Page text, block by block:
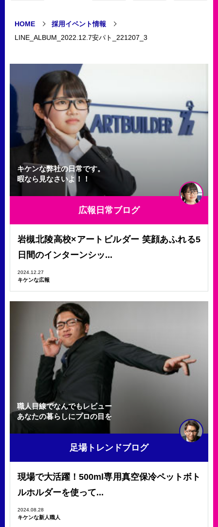
HOME
採用イベント情報
LINE_ALBUM_2022.12.7安パト_221207_3
キケンな弊社の日常です。
暇なら見なさいよ！！
広報日常ブログ
岩槻北陵高校×アートビルダー 笑顔あふれる5
日間のインターンシッ...
2024.12.27
キケンな広報
職人目線でなんでもレビュー
あなたの暮らしにプロの目を
足場トレンドブログ
現場で大活躍！500ml専用真空保冷ペットボト
ルホルダーを使って...
2024.08.28
キケンな新人職人